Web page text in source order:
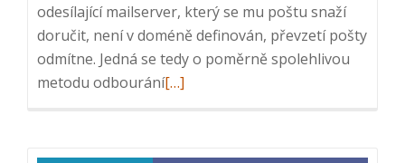
odesílající mailserver, který se mu poštu snaží
doručit, není v doméně definován, převzetí pošty
odmítne. Jedná se tedy o poměrně spolehlivou
metodu odbouráníPřečtěte
[…]